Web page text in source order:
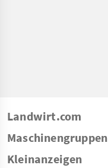
Landwirt.com
Maschinengruppen
Kleinanzeigen